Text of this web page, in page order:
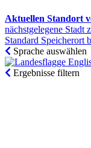
Aktuellen Standort
nächstgelegene Stadt
Standard Speicherort
Sprache auswählen
Ergebnisse filtern